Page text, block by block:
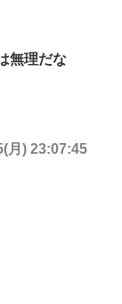
無理だな
月) 23:07:45